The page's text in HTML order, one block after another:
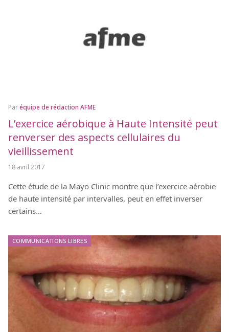
Paréquipe de rédaction AFME
L’exercice aérobique à Haute Intensité peut
renverser des aspects cellulaires du
vieillissement
18 avril 2017
Cette étude de la Mayo Clinic montre que l’exercice aérobie
de haute intensité par intervalles, peut en effet inverser
certains…
COMMUNICATIONS LIBRES